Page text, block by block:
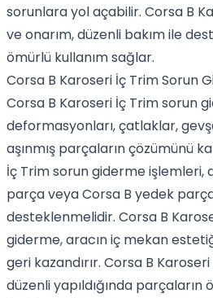
sorunlara yol açabilir. Corsa B
ve onarım, düzenli bakım ile
ömürlü kullanım sağlar.
Corsa B Karoseri İç Trim Sorun
Corsa B Karoseri İç Trim sorun
deformasyonları, çatlaklar,
aşınmış parçaların çözümünü
İç Trim sorun giderme işlemleri,
parça veya Corsa B yedek
desteklenmelidir. Corsa B
giderme, aracın iç mekan
geri kazandırır. Corsa B
düzenli yapıldığında parçaların